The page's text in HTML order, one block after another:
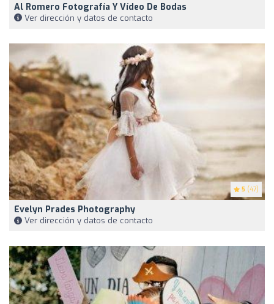
Al Romero Fotografía Y Vídeo De Bodas
Ver dirección y datos de contacto
5 (47)
Evelyn Prades Photography
Ver dirección y datos de contacto